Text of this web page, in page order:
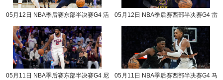
05月12日 NBA季后赛东部半决赛G4 活
05月12日 NBA季后赛西部半决赛G4 雷
05月11日 NBA季后赛东部半决赛G4 尼
05月11日 NBA季后赛西部半决赛G4 马